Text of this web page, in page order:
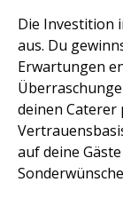
Die Investition
aus. Du
Erwartungen
deinen Caterer
auf deine